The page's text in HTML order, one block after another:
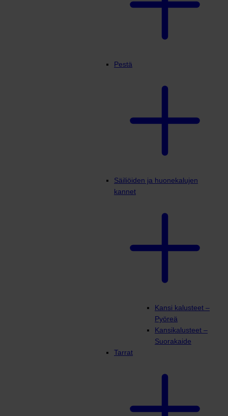
Pestä
Säiliöiden ja huonekalujen
kannet
Kansi kalusteet –
Pyöreä
Kansikalusteet –
Suorakaide
Tarrat